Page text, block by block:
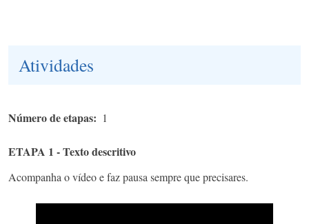
Atividades
Número de etapas 1
ETAPA 1 - Texto descritivo
Acompanha o vídeo e faz pausa sempre que precisares.